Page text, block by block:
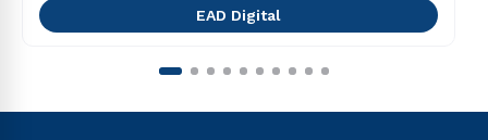
EAD Digital